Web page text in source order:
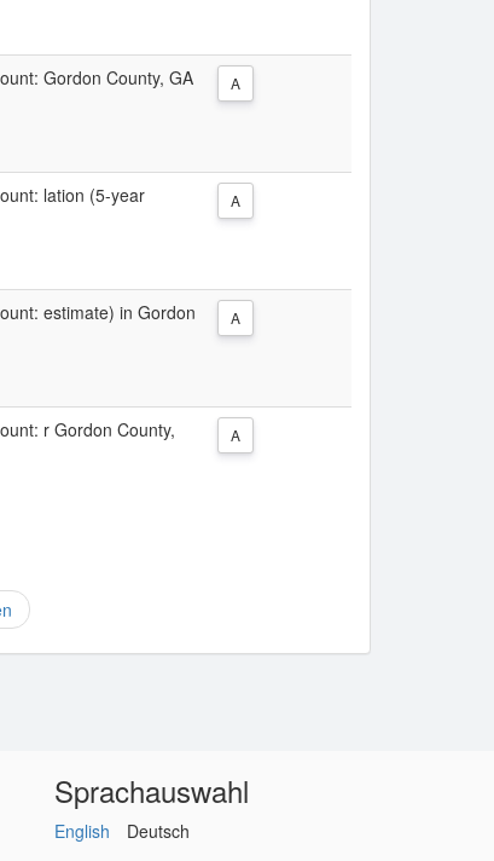
Gordon County, GA A
lation (5-year
A
estimate) in Gordon
A
r Gordon County,
A
Sprachauswahl
English Deutsch